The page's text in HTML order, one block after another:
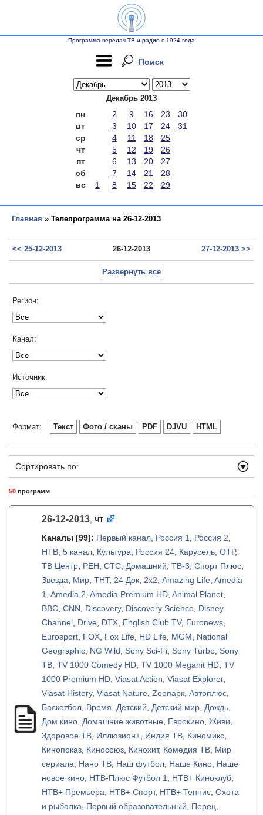
Программа передач ТВ и радио с 1924 года
Поиск
Декабрь 2013
пн 2 9 16 23
30
вт
3 10 17 24
31
ср
4 11 18
25
чт
5 12 19
26
пт
6 13 20
27
сб
7 14 21
28
вс
1 8 15 22 29
Главная » Телепрограмма на 26-12-2013
<< 25-12-2013 26-12-2013 27-12-2013 >>
Развернуть все
Регион:
Канал:
Источник:
Формат: Текст Фото / сканы PDF DJVU HTML
Сортировать по:
50 программ
26-12-2013, чт
Каналы [99]: Первый канал Россия 1 Россия 2
НТВ 5 канал Культура Россия 24 Карусель ОТР,
ТВ Центр РЕН СТС Домашний ТВ-3 Спорт Плюс
Звезда
Мир ТНТ, 24 Док 2х2 Amazing Life Amedia
1
Amedia 2 Amedia Premium HD Animal Planet
BBC CNN Discovery, Discovery Science Disney
Channel Drive DTX English Club TV, Euronews
Eurosport FOX Fox Life HD Life MGM
National
Geographic NG Wild Sony Sci-Fi Sony Turbo Sony
ТВ TV 1000 Comedy HD TV 1000 Megahit HD TV
1000 Premium HD Viasat Action Viasat Explorer,
Viasat History, Viasat Nature Zooпарк Автоплюс
Баскетбол Время Детский Детский мир Дождь
Дом кино Домашние животные Еврокино Живи
Здоровое ТВ Иллюзион+ Индия ТВ Киномикс
Кинопоказ Киносоюз Кинохит, Комедия ТВ Мир
сериала
Нано ТВ Наш футбол Наше Кино Наше
новое кино НТВ-Плюс Футбол 1 НТВ+ Киноклуб
НТВ+ Премьера
НТВ+ Спорт, НТВ+ Теннис Охота
и рыбалка
Первый образовательный Перец